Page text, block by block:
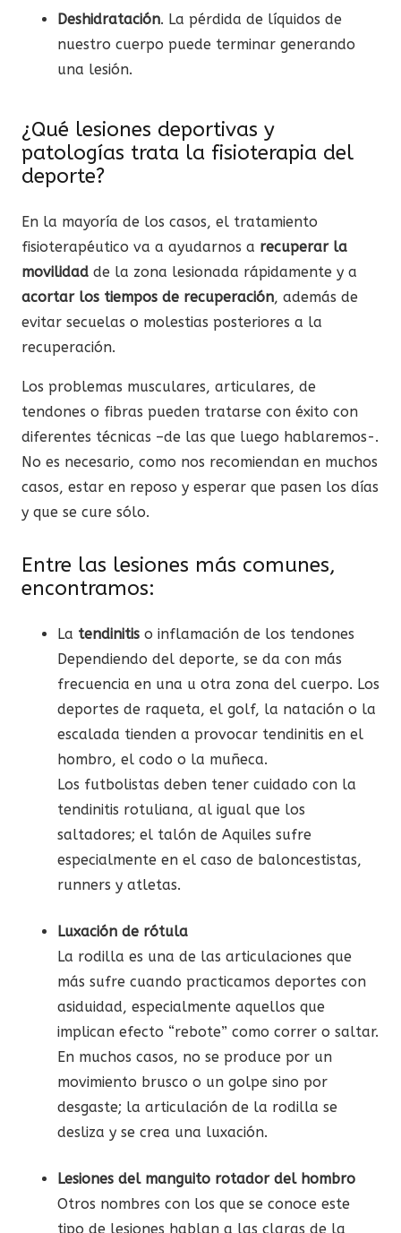
Deshidratación. La pérdida de líquidos de
nuestro cuerpo puede terminar generando
una lesión.
¿Qué lesiones deportivas y
patologías trata la fisioterapia del
deporte?
En la mayoría de los casos, el tratamiento
fisioterapéutico va a ayudarnos a recuperar la
movilidad de la zona lesionada rápidamente y a
acortar los tiempos de recuperación, además de
evitar secuelas o molestias posteriores a la
recuperación.
Los problemas musculares, articulares, de
tendones o fibras pueden tratarse con éxito con
diferentes técnicas –de las que luego hablaremos-.
No es necesario, como nos recomiendan en muchos
casos, estar en reposo y esperar que pasen los días
y que se cure sólo.
Entre las lesiones más comunes,
encontramos:
La tendinitis o inflamación de los tendones
Dependiendo del deporte, se da con más
frecuencia en una u otra zona del cuerpo. Los
deportes de raqueta, el golf, la natación o la
escalada tienden a provocar tendinitis en el
hombro, el codo o la muñeca.
Los futbolistas deben tener cuidado con la
tendinitis rotuliana, al igual que los
saltadores; el talón de Aquiles sufre
especialmente en el caso de baloncestistas,
runners y atletas.
Luxación de rótula
La rodilla es una de las articulaciones que
más sufre cuando practicamos deportes con
asiduidad, especialmente aquellos que
implican efecto “rebote” como correr o saltar.
En muchos casos, no se produce por un
movimiento brusco o un golpe sino por
desgaste; la articulación de la rodilla se
desliza y se crea una luxación.
Lesiones del manguito rotador del hombro
Otros nombres con los que se conoce este
tipo de lesiones hablan a las claras de la